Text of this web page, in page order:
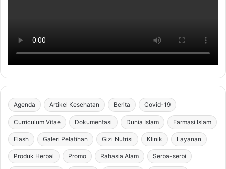
Agenda Artikel Kesehatan Berita Covid-19
Curriculum Vitae Dokumentasi Dunia Islam Farmasi Islam
Flash Galeri Pelatihan Gizi Nutrisi Klinik Layanan
Produk Herbal Promo Rahasia Alam Serba-serbi